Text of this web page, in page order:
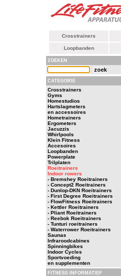
Crosstrainers
Loopbanden
ZOEKEN
CATEGORIE
Crosstrainers
Gyms
Homestudios
Hartslagmeters
en accessoires
Hometrainers
Ergometers
Jacuzzis
Whirlpools
Klein Fitness
Accesoires
Loopbanden
Powerplate
Trilplaten
Roeitrainers
Indoor rowers
- Bremshey Roeitrainers
- Concept2 Roeitrainers
- Dunlop-DKN Roeitrainers
- First Degree Roeitrainers
- FlowFitness Roeitrainers
- Kettler Roeitrainers
- Pliant Roeitrainers
- Reebok Roeitrainers
- Tunturi roeitrainers
- Waterrower Roeitrainers
Saunas
Infraroodcabines
Spinningbikes
Indoor Cycles
Sportvoeding
en supplementen
FITNESS INFORMATIEF